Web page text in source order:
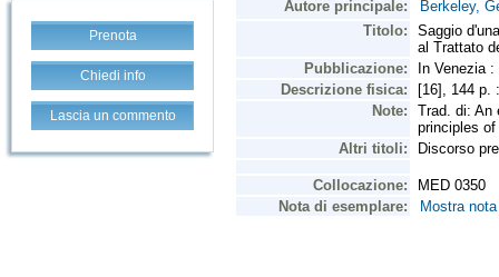
Prenota
Chiedi info
Lascia un commento